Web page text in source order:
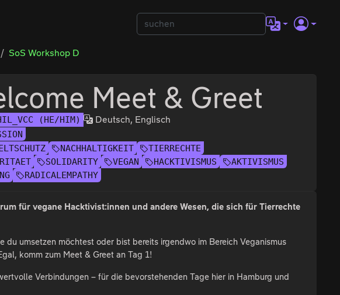
SoS Workshop D
Meet & Greet
(HE/HIM) Deutsch, Englisch
NACHHALTIGKEIT
TIERRECHTE
SOLIDARITY VEGAN HACKTIVISMUS
AKTIVISMUS
RADICALEMPATHY
für vegane Hacktivist:innen und andere Wesen, die sich für Tierrechte
umsetzen möchtest oder bist bereits irgendwo im Bereich Veganismus
komm zum Meet & Greet an Tag 1!
Verbindungen – für die bevorstehenden Tage hier in Hamburg und